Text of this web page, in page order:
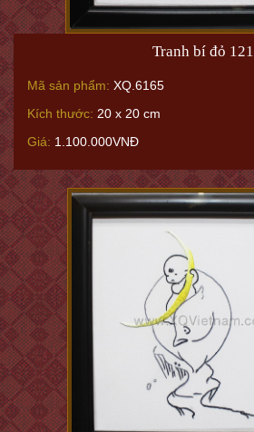
Tranh bí đỏ 121
Mã sản phẩm: XQ.6165
Kích thước: 20 x 20 cm
Giá: 1.100.000VNĐ